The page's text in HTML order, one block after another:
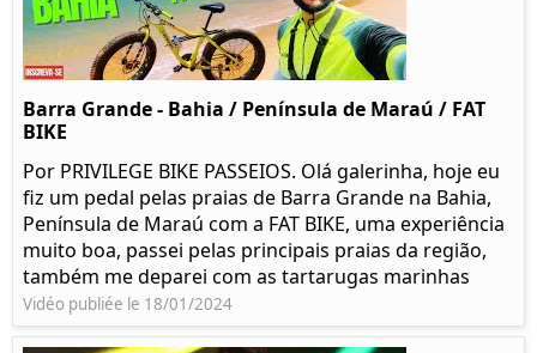
Barra Grande - Bahia / Península de Maraú / FAT
BIKE
Por PRIVILEGE BIKE PASSEIOS. Olá galerinha, hoje eu
fiz um pedal pelas praias de Barra Grande na Bahia,
Península de Maraú com a FAT BIKE, uma experiência
muito boa, passei pelas principais praias da região,
também me deparei com as tartarugas marinhas
Vidéo publiée le 18/01/2024